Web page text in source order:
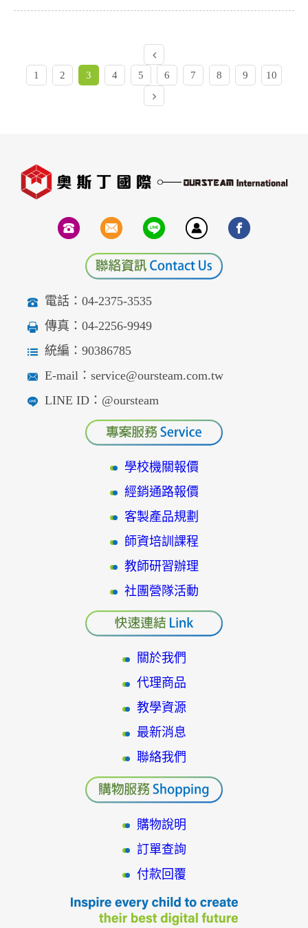
1 2 3 4 5 6 7 8 9 10
電話：04-2375-3535
傳真：04-2256-9949
統編：90386785
E-mail：service@oursteam.com.tw
LINE ID：@oursteam
學校機關報價
經銷通路報價
客製產品規劃
師資培訓課程
教師研習辦理
社團營隊活動
關於我們
代理商品
教學資源
最新消息
聯絡我們
購物說明
訂單查詢
付款回覆